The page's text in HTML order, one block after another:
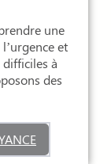
une
et
à
des